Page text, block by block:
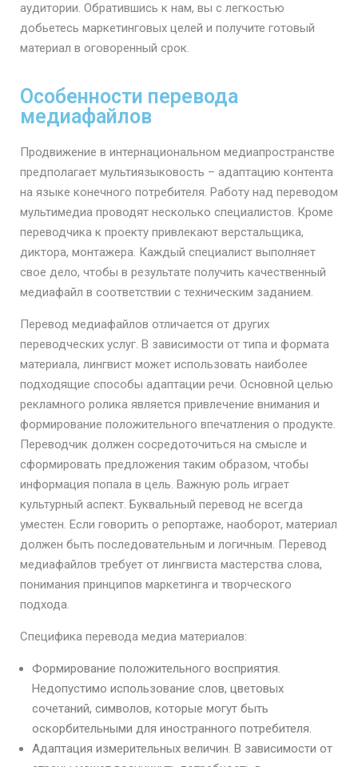
аудитории. Обратившись к нам, вы с легкостью
добьетесь маркетинговых целей и получите готовый
материал в оговоренный срок.
Особенности перевода
медиафайлов
Продвижение в интернациональном медиапространстве
предполагает мультиязыковость – адаптацию контента
на языке конечного потребителя. Работу над переводом
мультимедиа проводят несколько специалистов. Кроме
переводчика к проекту привлекают верстальщика,
диктора, монтажера. Каждый специалист выполняет
свое дело, чтобы в результате получить качественный
медиафайл в соответствии с техническим заданием.
Перевод медиафайлов отличается от других
переводческих услуг. В зависимости от типа и формата
материала, лингвист может использовать наиболее
подходящие способы адаптации речи. Основной целью
рекламного ролика является привлечение внимания и
формирование положительного впечатления о продукте.
Переводчик должен сосредоточиться на смысле и
сформировать предложения таким образом, чтобы
информация попала в цель. Важную роль играет
культурный аспект. Буквальный перевод не всегда
уместен. Если говорить о репортаже, наоборот, материал
должен быть последовательным и логичным. Перевод
медиафайлов требует от лингвиста мастерства слова,
понимания принципов маркетинга и творческого
подхода.
Специфика перевода медиа материалов:
Формирование положительного восприятия.
Недопустимо использование слов, цветовых
сочетаний, символов, которые могут быть
оскорбительными для иностранного потребителя.
Адаптация измерительных величин. В зависимости от